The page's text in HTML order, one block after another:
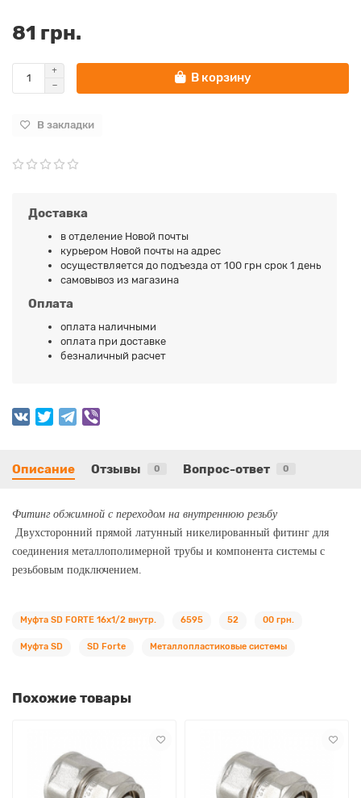
81 грн.
В корзину
В закладки
Доставка
в отделение Новой почты
курьером Новой почты на адрес
осуществляется до подъезда от 100 грн срок 1 день
самовывоз из магазина
Оплата
оплата наличными
оплата при доставке
безналичный расчет
Описание Отзывы 0 Вопрос-ответ 0
Фитинг обжимной с переходом на внутреннюю резьбу
Двухсторонний прямой латунный никелированный фитинг для
соединения металлополимерной трубы и компонента системы с
резьбовым подключением.
Муфта SD FORTE 16х1/2 внутр. 6595 52 00 грн.
Муфта SD SD Forte Металлопластиковые системы
Похожие товары